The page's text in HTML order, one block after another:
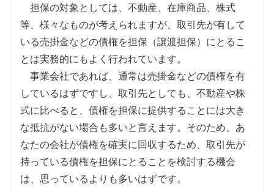
担保の対象としては、不動産、在庫商品、株式
等、様々なものが考えられますが、取引先が有して
いる売掛金などの債権を担保（譲渡担保）にとるこ
とは実務的にもよく行われています。
事業会社であれば、通常は売掛金などの債権を有
しているはずですし、取引先としても、不動産や株
式に比べると、債権を担保に提供することには大き
な抵抗がない場合も多いと言えます。そのため、あ
なたの会社が債権を確実に回収するため、取引先が
持っている債権を担保にとることを検討する機会
は、思っているよりも多いはずです。